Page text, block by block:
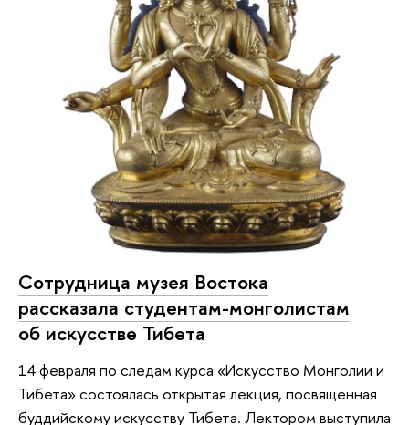
Сотрудница музея Востока
рассказала студентам-монголистам
об искусстве Тибета
14 февраля по следам курса «Искусство Монголии и
Тибета» состоялась открытая лекция, посвященная
буддийскому искусству Тибета. Лектором выступила